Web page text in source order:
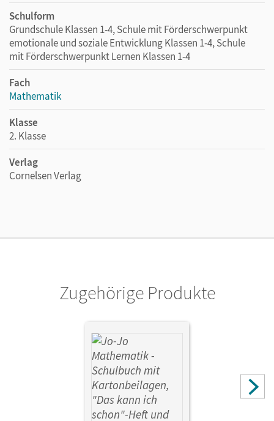
Schulform
Grundschule Klassen 1-4, Schule mit Förderschwerpunkt
emotionale und soziale Entwicklung Klassen 1-4, Schule
mit Förderschwerpunkt Lernen Klassen 1-4
Fach
Mathematik
Klasse
2. Klasse
Verlag
Cornelsen Verlag
Zugehörige Produkte